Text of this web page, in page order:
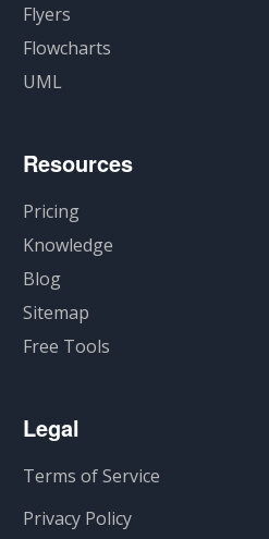
Flyers
Flowcharts
UML
Resources
Pricing
Knowledge
Blog
Sitemap
Free Tools
Legal
Terms of Service
Privacy Policy